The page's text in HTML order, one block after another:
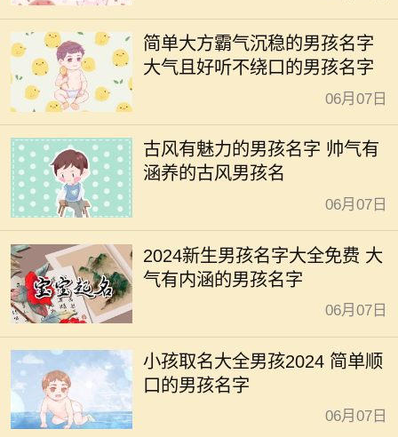
简单大方霸气沉稳的男孩名字
大气且好听不绕口的男孩名字
06月07日
古风有魅力的男孩名字 帅气有
涵养的古风男孩名
06月07日
2024新生男孩名字大全免费 大
气有内涵的男孩名字
06月07日
小孩取名大全男孩2024 简单顺
口的男孩名字
06月07日